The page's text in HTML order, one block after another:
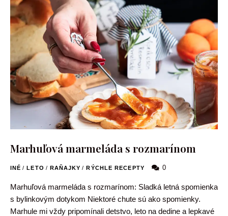
Marhuľová marmeláda s rozmarínom
INÉ / LETO / RAŇAJKY / RÝCHLE RECEPTY 0
Marhuľová marmeláda s rozmarínom: Sladká letná spomienka
s bylinkovým dotykom Niektoré chute sú ako spomienky.
Marhule mi vždy pripomínali detstvo, leto na dedine a lepkavé